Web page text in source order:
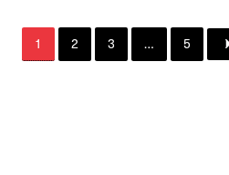
1 2 3 … 5